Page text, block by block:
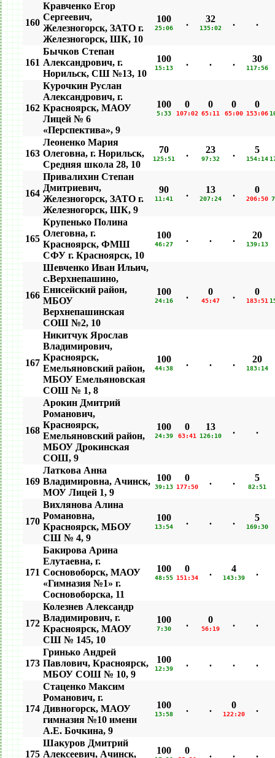
160
Кравченко Егор
Сергеевич,
Железногорск, ЗАТО г.
Железногорск, ШК, 10
100
25:06
. 32
135:02
. .
161
Бычков Степан
Александрович, г.
Норильск, СШ №13, 10
100
15:13
. . . 30
117:56
162
Курочкин Руслан
Александрович, г.
Красноярск, МАОУ
Лицей № 6
«Перспектива», 9
100
5:33
0
107:02
0
65:11
0
65:00
0
153:06
163
Леоненко Мария
Олеговна, г. Норильск,
Средняя школа 28, 10
70
125:51
. 23
97:32
. 5
154:14
164
Привалихин Степан
Дмитриевич,
Железногорск, ЗАТО г.
Железногорск, ШК, 9
90
11:41
. 13
207:24
. 0
206:50
165
Крупенько Полина
Олеговна, г.
Красноярск, ФМШ
СФУ г. Красноярск, 10
100
46:27
. . . 20
139:13
166
Шевченко Иван Ильич,
c.Верхнепашино,
Енисейский район,
МБОУ
Верхнепашинская
СОШ №2, 10
100
24:16
. 0
45:47
. 0
183:51
167
Никитчук Ярослав
Владимирович,
Красноярск,
Емельяновский район,
МБОУ Емельяновская
СОШ № 1, 8
100
44:38
. . . 20
183:14
168
Арокин Дмитрий
Романович,
Красноярск,
Емельяновский район,
МБОУ Дрокинская
СОШ, 9
100
24:39
0
63:41
13
126:10
. .
169
Латкова Анна
Владимировна, Ачинск,
МОУ Лицей 1, 9
100
39:13
0
177:50
. . 5
82:51
170
Вихлянова Алина
Романовна,
Красноярск, МБОУ
СШ № 4, 9
100
13:54
. . . 5
169:30
171
Бакирова Арина
Елутаевна, г.
Сосновоборск, МАОУ
«Гимназия №1» г.
Сосновоборска, 11
100
48:55
0
151:34
. 4
143:39
.
172
Колезнев Александр
Владимирович, г.
Красноярск, МАОУ
СШ № 145, 10
100
7:30
. 0
56:19
. .
173
Гринько Андрей
Павлович, Красноярск,
МБОУ СОШ № 10, 9
100
12:39
. . . .
174
Стаценко Максим
Романович, г.
Дивногорск, МАОУ
гимназия №10 имени
А.Е. Бочкина, 9
100
13:58
. . 0
122:20
.
175
Шакуров Дмитрий
Алексеевич, Ачинск,
100 0 . . .